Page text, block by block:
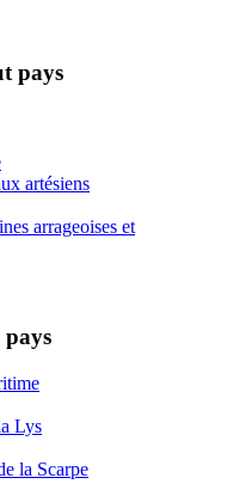
pays
artésiens
arrageoises et
pays
Lys
la Scarpe